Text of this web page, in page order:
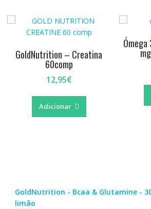
GoldNutrition – Creatina
60comp
12,95€
Adicionar
Ómega
GoldNutrition - Bcaa & Glutamine -
limão